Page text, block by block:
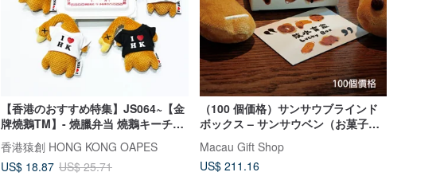
【香港のおすすめ特集】JS064~【金
牌燒鵝TM】- 燒臘弁当 燒鵝キーチェ
ーンセット - ブラインドボックス
香港猿創 HONG KONG OAPES
US$ 18.87 US$ 25.71
（100 個価格）サンサウブラインド
ボックス – サンサウベン（お菓子）
Macau Gift Shop
US$ 211.16